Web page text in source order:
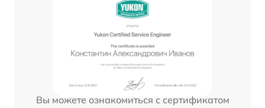
Вы можете ознакомиться с сертификатом